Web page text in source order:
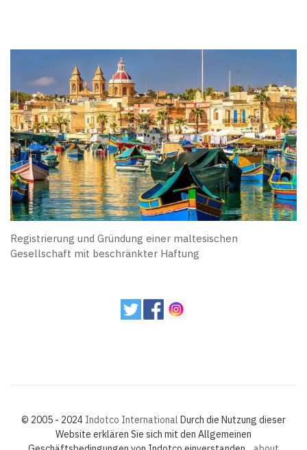
Registrierung und Gründung einer maltesischen
Gesellschaft mit beschränkter Haftung
© 2005 - 2024 Indotco International Durch die Nutzung dieser
Website erklären Sie sich mit den Allgemeinen